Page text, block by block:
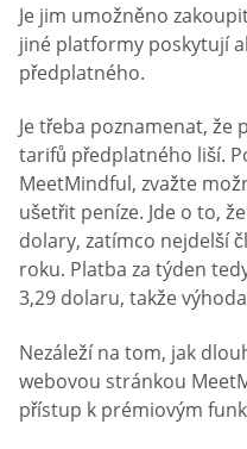
Je jim umožněno
jiné platformy poskytují
předplatného.
Je třeba poznamenat, že
tarifů předplatného liší.
MeetMindful, zvažte
ušetřit peníze. Jde o to,
dolary, zatímco nejdelší
roku. Platba za týden
3,29 dolaru, takže
Nezáleží na tom, jak
webovou stránkou
přístup k prémiovým